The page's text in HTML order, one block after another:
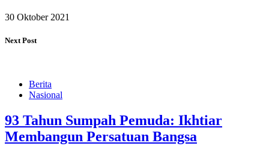
30 Oktober 2021
Next Post
Berita
Nasional
93 Tahun Sumpah Pemuda: Ikhtiar
Membangun Persatuan Bangsa